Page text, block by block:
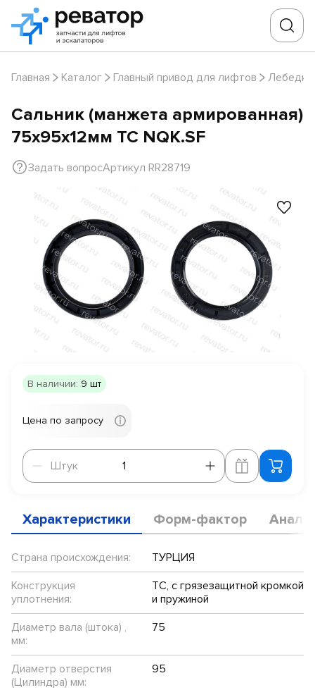
Главная Каталог Главный привод для лифтов
Сальник (манжета армированная)
75х95х12мм TC NQK.SF
Задать вопросАртикул RR28719
В наличии: 9 шт
Цена по запросу
Штук
Штук
Характеристики Форм-фактор
Страна происхождения:
ТУРЦИЯ
Конструкция
уплотнения:
TC, с грязезащитной кромкой
и пружиной
Диаметр вала (штока) ,
мм:
75
Диаметр отверстия
(Цилиндра) мм:
95